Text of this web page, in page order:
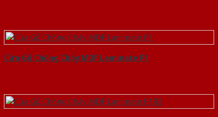
Cửa Gỗ Chống Cháy MDF Laminate P1